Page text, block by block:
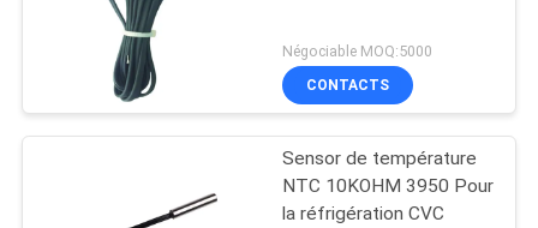
Négociable MOQ:5000
CONTACTS
Sensor de température
NTC 10KOHM 3950 Pour
la réfrigération CVC